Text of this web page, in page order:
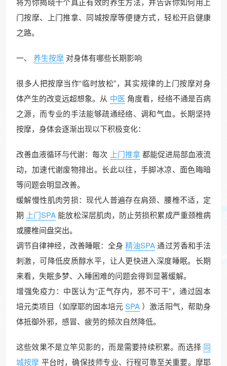
门按摩、上门推拿、同城按摩等便捷方式，轻松开启健康
之路。
一、 养生按摩 对身体有哪些长期影响
很多人把按摩当作“临时放松”，其实规律的上门按摩对身
体产生的改变远超想象。从 中医 角度看，经络不通是百病
之源，而专业的手法能够疏通经络、调和气血。长期坚持
按摩，身体会逐渐出现以下积极变化：
改善血液循环与代谢：每次 上门推拿 都能促进局部血液流
动，加速代谢废物排出。长此以往，手脚冰凉、面色晦暗
等问题会明显改善。
缓解慢性肌肉劳损：现代人普遍存在肩颈、腰椎不适，定
期 上门SPA 能放松深层肌肉，防止劳损积累成严重颈椎病
或腰椎间盘突出。
调节自律神经，改善睡眠：全身 精油SPA 通过芳香和手法
刺激，可降低皮质醇水平，让人更快进入深度睡眠。长期
来看，失眠多梦、入睡困难的问题会得到显著缓解。
增强免疫力：中医认为“正气存内，邪不可干”，通过固本
培元类项目（如摩耶的固本培元 SPA ）激活阳气，帮助身
体抵御外邪，感冒、疲劳的频次自然降低。
这些效果不是立竿见影的，而是需要持续积累。而选择 同
城按摩 平台时，确保技师专业、行程可靠至关重要。摩耶